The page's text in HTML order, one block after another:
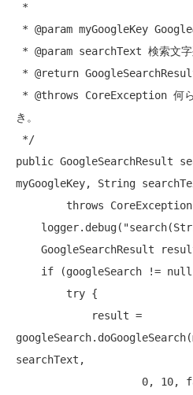
き。
*/
public GoogleSearchResult
myGoogleKey, String
throws
    logger.debug(
GoogleSearchResult
if (googleSearch != null
try {
searchText,
                    0, 10,